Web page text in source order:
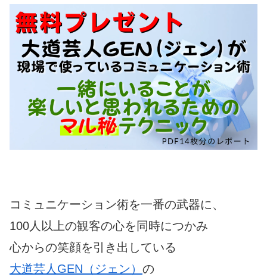
コミュニケーション術を一番の武器に、
100人以上の観客の心を同時につかみ
心からの笑顔を引き出している
大道芸人GEN（ジェン） の